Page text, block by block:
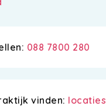
088 7800 280
vinden: locaties